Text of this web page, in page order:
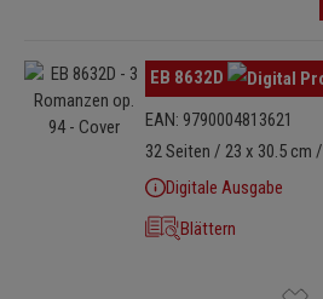
Bildergalerie überspringen
EB 8632D
EAN: 9790004813621
32 Seiten / 23 x 30.5 cm
Digitale Ausgabe
Blättern